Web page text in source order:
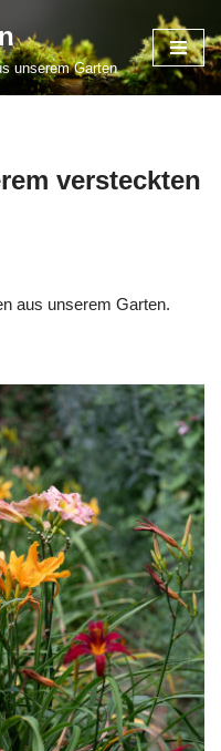
unserem Garten
versteckten
aus unserem Garten.